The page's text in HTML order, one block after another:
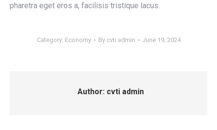
pharetra eget eros a, facilisis tristique lacus.
Category: Economy By cvti admin June 19, 2024
Author: cvti admin